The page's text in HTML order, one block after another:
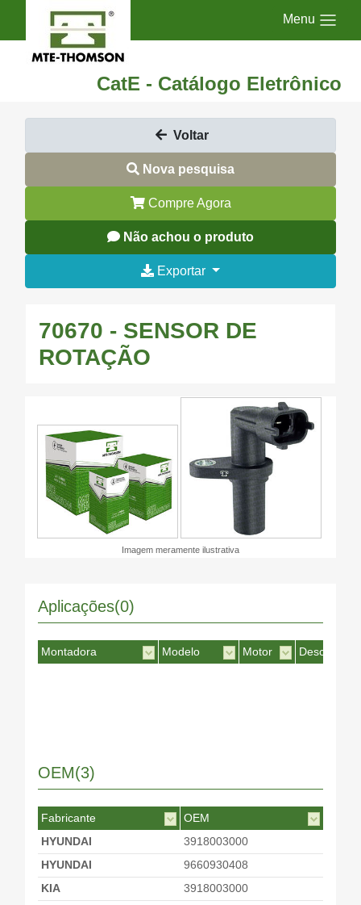
Menu
CatE - Catálogo Eletrônico
Voltar
Nova pesquisa
Compre Agora
Não achou o produto
Exportar
70670 - SENSOR DE
ROTAÇÃO
Imagem meramente ilustrativa
Aplicações(0)
Montadora Modelo Motor Desc. Motor
OEM(3)
Fabricante
OEM
HYUNDAI
3918003000
HYUNDAI
9660930408
KIA
3918003000